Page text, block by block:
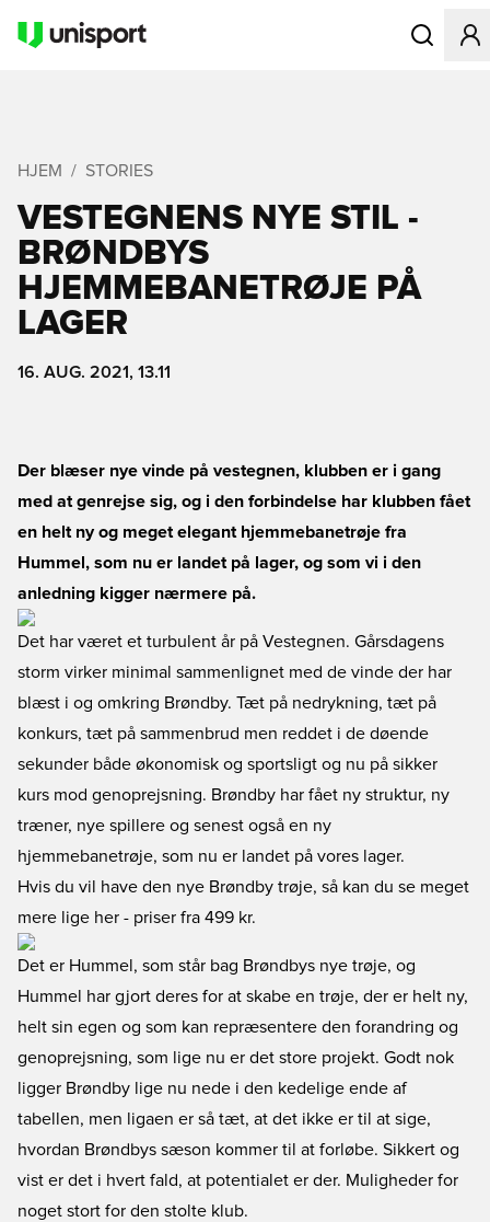
Åbner en
HJEM STORIES
VESTEGNENS NYE STIL -
BRØNDBYS
HJEMMEBANETRØJE PÅ
LAGER
16. AUG. 2021, 13.11
Der blæser nye vinde på vestegnen, klubben er i gang
med at genrejse sig, og i den forbindelse har klubben fået
en helt ny og meget elegant hjemmebanetrøje fra
Hummel, som nu er landet på lager, og som vi i den
anledning kigger nærmere på.
Det har været et turbulent år på Vestegnen. Gårsdagens
storm virker minimal sammenlignet med de vinde der har
blæst i og omkring Brøndby. Tæt på nedrykning, tæt på
konkurs, tæt på sammenbrud men reddet i de døende
sekunder både økonomisk og sportsligt og nu på sikker
kurs mod genoprejsning. Brøndby har fået ny struktur, ny
træner, nye spillere og senest også en ny
hjemmebanetrøje, som nu er landet på vores lager.
Hvis du vil have den nye Brøndby trøje, så kan du se meget
mere lige her - priser fra 499 kr.
Det er Hummel, som står bag Brøndbys nye trøje, og
Hummel har gjort deres for at skabe en trøje, der er helt ny,
helt sin egen og som kan repræsentere den forandring og
genoprejsning, som lige nu er det store projekt. Godt nok
ligger Brøndby lige nu nede i den kedelige ende af
tabellen, men ligaen er så tæt, at det ikke er til at sige,
hvordan Brøndbys sæson kommer til at forløbe. Sikkert og
vist er det i hvert fald, at potentialet er der. Muligheder for
noget stort for den stolte klub.